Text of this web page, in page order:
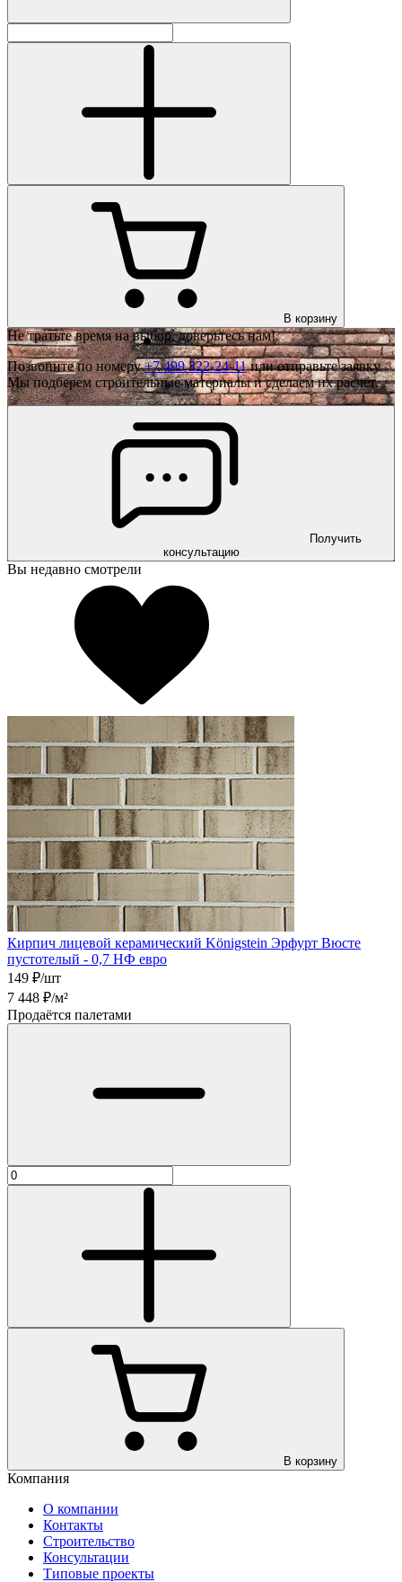
В корзину
Не тратьте время на выбор, доверьтесь нам!
Позвоните по номеру+7 499 322-24-11или отправьте заявку.
Мы подберем строительные материалы и сделаем их расчёт.
Получить
консультацию
Вы недавно смотрели
Кирпич лицевой керамический Königstein Эрфурт Вюсте
пустотелый - 0,7 НФ евро
149 ₽/шт
7 448 ₽/м²
Продаётся палетами
В корзину
Компания
О компании
Контакты
Строительство
Консультации
Типовые проекты